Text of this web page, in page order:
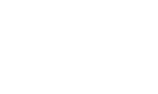
Taste möglich. Du kannst das Karussell